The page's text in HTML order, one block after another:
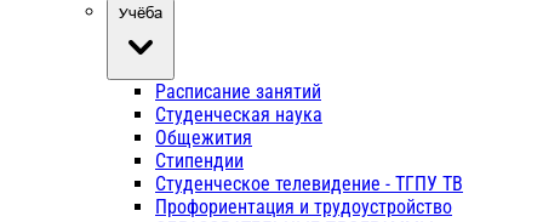
Учёба
Расписание занятий
Студенческая наука
Общежития
Стипендии
Студенческое телевидение - ТГПУ ТВ
Профориентация и трудоустройство